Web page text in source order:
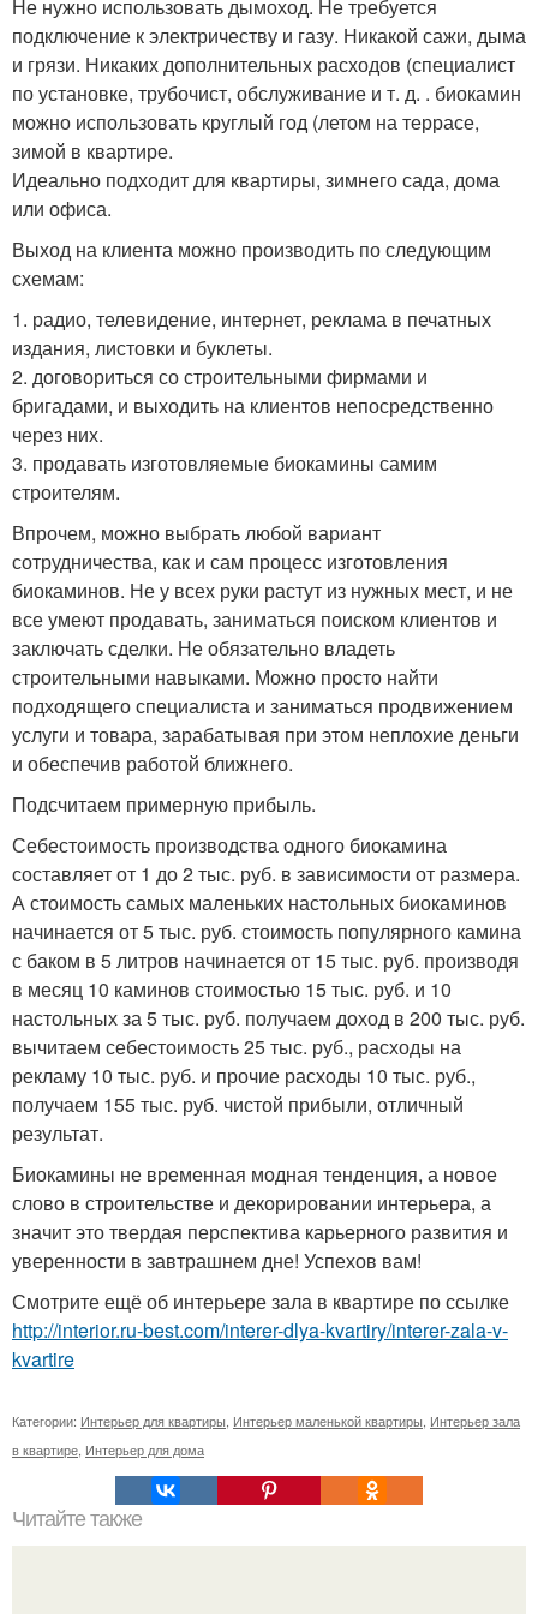
Не нужно использовать дымоход. Не требуется
подключение к электричеству и газу. Никакой сажи, дыма
и грязи. Никаких дополнительных расходов (специалист
по установке, трубочист, обслуживание и т. д. . биокамин
можно использовать круглый год (летом на террасе,
зимой в квартире.
Идеально подходит для квартиры, зимнего сада, дома
или офиса.
Выход на клиента можно производить по следующим
схемам:
1. радио, телевидение, интернет, реклама в печатных
издания, листовки и буклеты.
2. договориться со строительными фирмами и
бригадами, и выходить на клиентов непосредственно
через них.
3. продавать изготовляемые биокамины самим
строителям.
Впрочем, можно выбрать любой вариант
сотрудничества, как и сам процесс изготовления
биокаминов. Не у всех руки растут из нужных мест, и не
все умеют продавать, заниматься поиском клиентов и
заключать сделки. Не обязательно владеть
строительными навыками. Можно просто найти
подходящего специалиста и заниматься продвижением
услуги и товара, зарабатывая при этом неплохие деньги
и обеспечив работой ближнего.
Подсчитаем примерную прибыль.
Себестоимость производства одного биокамина
составляет от 1 до 2 тыс. руб. в зависимости от размера.
А стоимость самых маленьких настольных биокаминов
начинается от 5 тыс. руб. стоимость популярного камина
с баком в 5 литров начинается от 15 тыс. руб. производя
в месяц 10 каминов стоимостью 15 тыс. руб. и 10
настольных за 5 тыс. руб. получаем доход в 200 тыс. руб.
вычитаем себестоимость 25 тыс. руб., расходы на
рекламу 10 тыс. руб. и прочие расходы 10 тыс. руб.,
получаем 155 тыс. руб. чистой прибыли, отличный
результат.
Биокамины не временная модная тенденция, а новое
слово в строительстве и декорировании интерьера, а
значит это твердая перспектива карьерного развития и
уверенности в завтрашнем дне! Успехов вам!
Смотрите ещё об интерьере зала в квартире по ссылке
http://interior.ru-best.com/interer-dlya-kvartiry/interer-zala-v-
kvartire
Категории: Интерьер для квартиры Интерьер маленькой квартиры Интерьер зала
в квартире Интерьер для дома
Читайте также